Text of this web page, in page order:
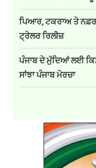
ਪਿਆਰ, ਟਕਰਾਅ ਤੇ ਨਫ਼ਰਤ
ਟ੍ਰੇਲਰ ਰਿਲੀਜ਼
ਪੰਜਾਬ ਦੇ ਮੁੱਦਿਆਂ ਲਈ
ਸਾਂਝਾ ਪੰਜਾਬ ਮੋਰਚਾ